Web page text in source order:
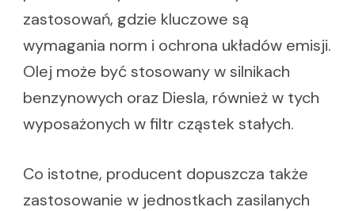
zastosowań, gdzie kluczowe są
wymagania norm i ochrona układów emisji.
Olej może być stosowany w silnikach
benzynowych oraz Diesla, również w tych
wyposażonych w filtr cząstek stałych.
Co istotne, producent dopuszcza także
zastosowanie w jednostkach zasilanych